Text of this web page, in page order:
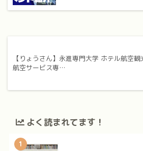
【りょうさん】永進専門大学 ホテル航空観
航空サービス専…
よく読まれてます！
1